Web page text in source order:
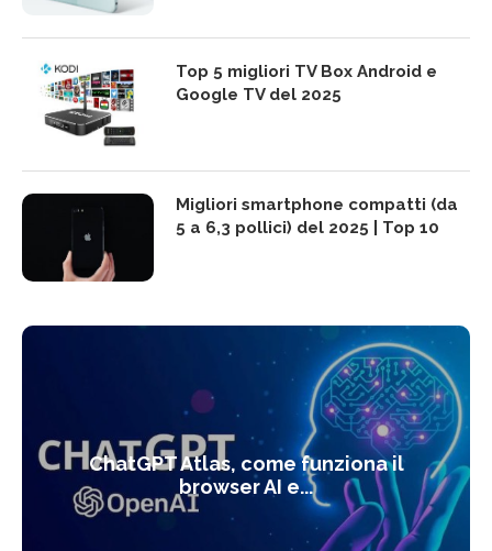
Top 5 migliori TV Box Android e
Google TV del 2025
Migliori smartphone compatti (da
5 a 6,3 pollici) del 2025 | Top 10
ChatGPT Atlas, come funziona il
browser AI e...